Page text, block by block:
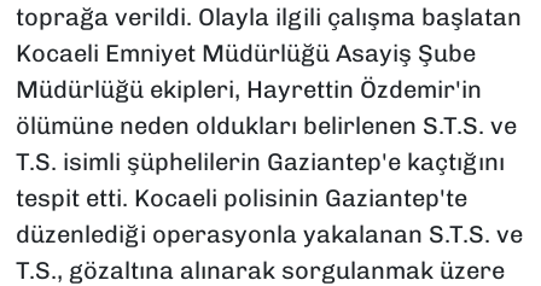
toprağa verildi. Olayla ilgili çalışma başlatan
Kocaeli Emniyet Müdürlüğü Asayiş Şube
Müdürlüğü ekipleri, Hayrettin Özdemir'in
ölümüne neden oldukları belirlenen S.T.S. ve
T.S. isimli şüphelilerin Gaziantep'e kaçtığını
tespit etti. Kocaeli polisinin Gaziantep'te
düzenlediği operasyonla yakalanan S.T.S. ve
T.S., gözaltına alınarak sorgulanmak üzere